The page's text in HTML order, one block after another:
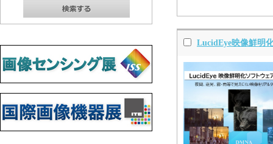
LucidEye映像鮮明